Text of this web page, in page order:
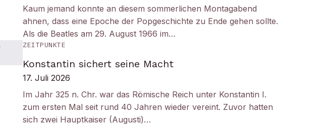
Kaum jemand konnte an diesem sommerlichen Montagabend
ahnen, dass eine Epoche der Popgeschichte zu Ende gehen sollte.
Als die Beatles am 29. August 1966 im…
ZEITPUNKTE
Konstantin sichert seine Macht
17. Juli 2026
Im Jahr 325 n. Chr. war das Römische Reich unter Konstantin I.
zum ersten Mal seit rund 40 Jahren wieder vereint. Zuvor hatten
sich zwei Hauptkaiser (Augusti)…